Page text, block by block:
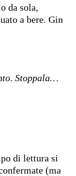
da sola,
a bere. Gin
Stoppala…
di lettura si
(ma